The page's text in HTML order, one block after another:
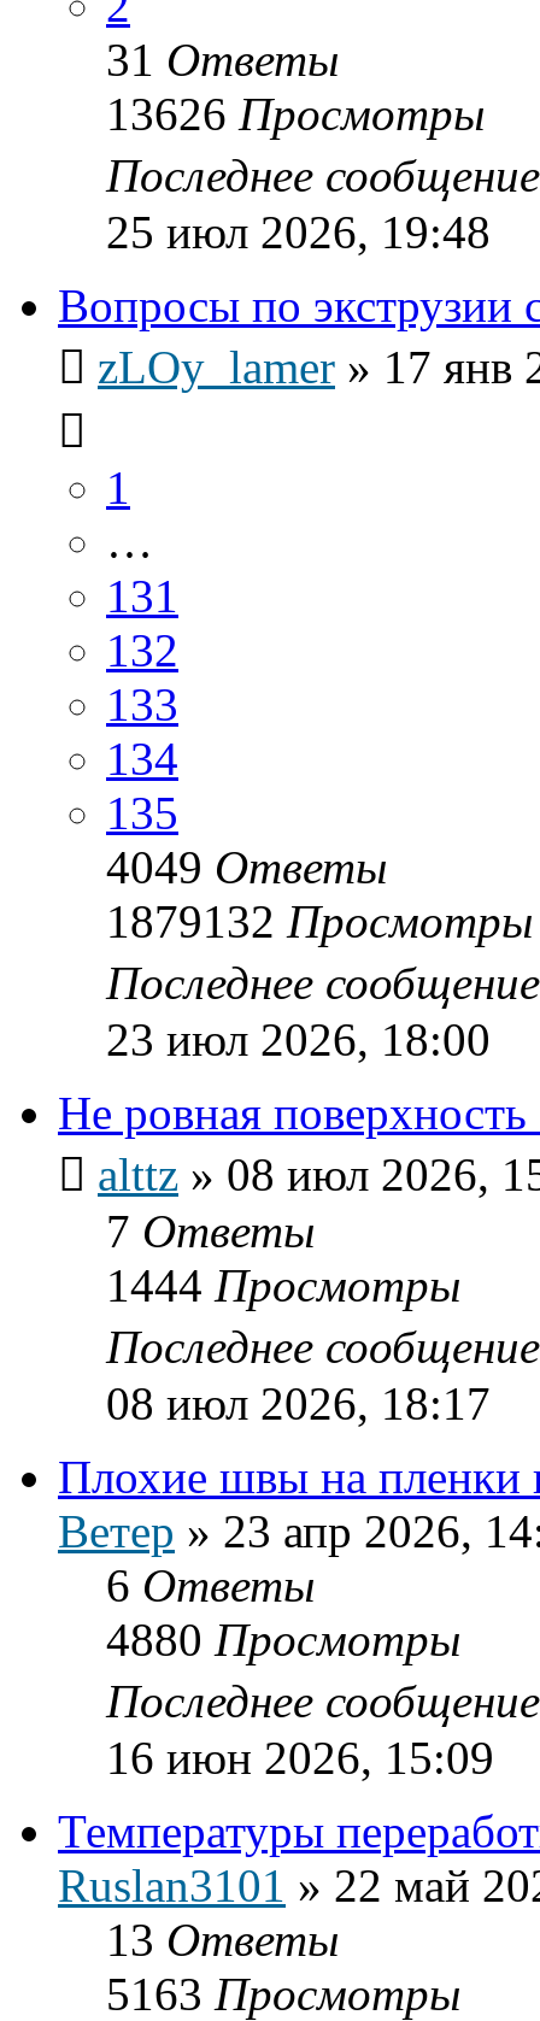
31 Ответы
13626 Просмотры
Последнее
25 июл 2026, 19:48
Вопросы по экструзии
zLOy_lamer » 17 янв
1
…
131
132
133
134
135
4049 Ответы
1879132 Просмотры
Последнее
23 июл 2026, 18:00
Не ровная
alttz » 08 июл 2026,
7 Ответы
1444 Просмотры
Последнее
08 июл 2026, 18:17
Плохие швы на
Ветер » 23 апр 2026,
6 Ответы
4880 Просмотры
Последнее
16 июн 2026, 15:09
Температуры
Ruslan3101 » 22 май
13 Ответы
5163 Просмотры